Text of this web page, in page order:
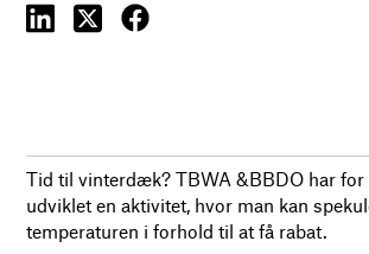
Tid til vinterdæk? TBWA &BBDO har for
udviklet en aktivitet, hvor man kan
temperaturen i forhold til at få rabat.